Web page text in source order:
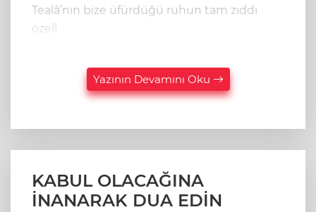
Tealâ’nın bize üfürdüğü ruhun tam zıddı
özell
Yazının Devamını Oku
KABUL OLACAĞINA
İNANARAK DUA EDİN